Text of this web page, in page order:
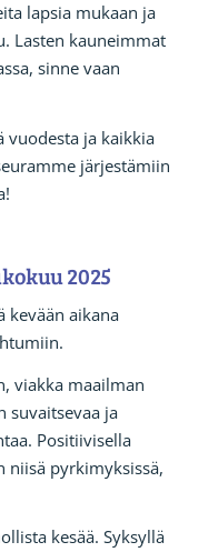
lapsia mukaan ja
Lasten kauneimmat
sinne vaan
vuodesta ja kaikkia
järjestämiin
2025
kevään aikana
viakka maailman
suvaitsevaa ja
Positiivisella
niisä pyrkimyksissä,
kesää. Syksyllä